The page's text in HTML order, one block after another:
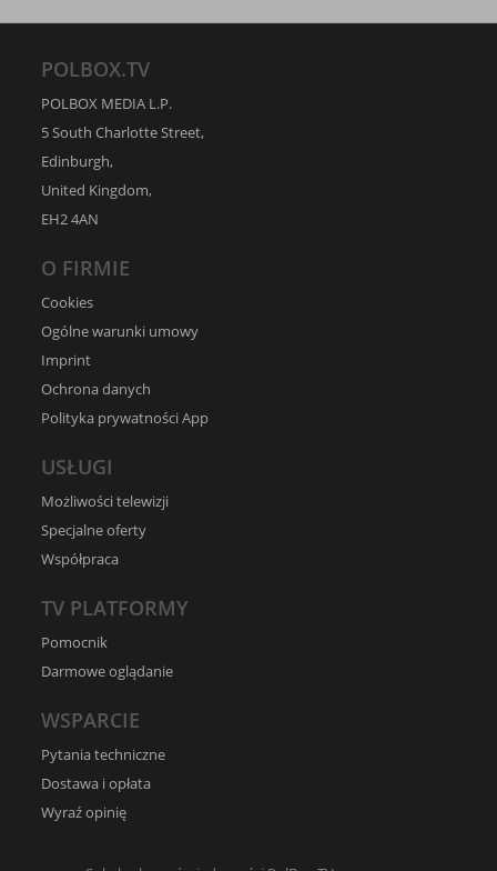
POLBOX.TV
POLBOX MEDIA L.P.
5 South Charlotte Street,
Edinburgh,
United Kingdom,
EH2 4AN
O FIRMIE
Cookies
Ogólne warunki umowy
Imprint
Ochrona danych
Polityka prywatności App
USŁUGI
Możliwości telewizji
Specjalne oferty
Współpraca
TV PLATFORMY
Pomocnik
Darmowe oglądanie
WSPARCIE
Pytania techniczne
Dostawa i opłata
Wyraź opinię